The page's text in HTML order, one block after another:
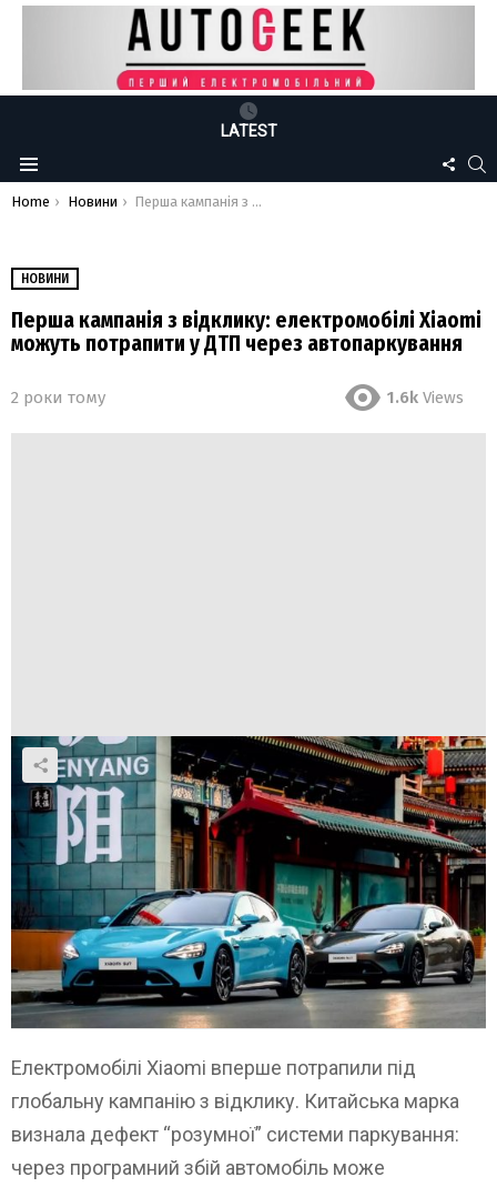
LATEST
Menu
US
You are here:
Home Новини Перша кампанія з відклику: електромобілі Xiaomi можуть потрапити у ДТП через автопаркування
НОВИНИ
Перша кампанія з відклику: електромобілі Xiaomi
можуть потрапити у ДТП через автопаркування
2 роки тому 1.6k Views
Електромобілі Xiaomi вперше потрапили під
глобальну кампанію з відклику. Китайська марка
визнала дефект “розумної” системи паркування:
через програмний збій автомобіль може